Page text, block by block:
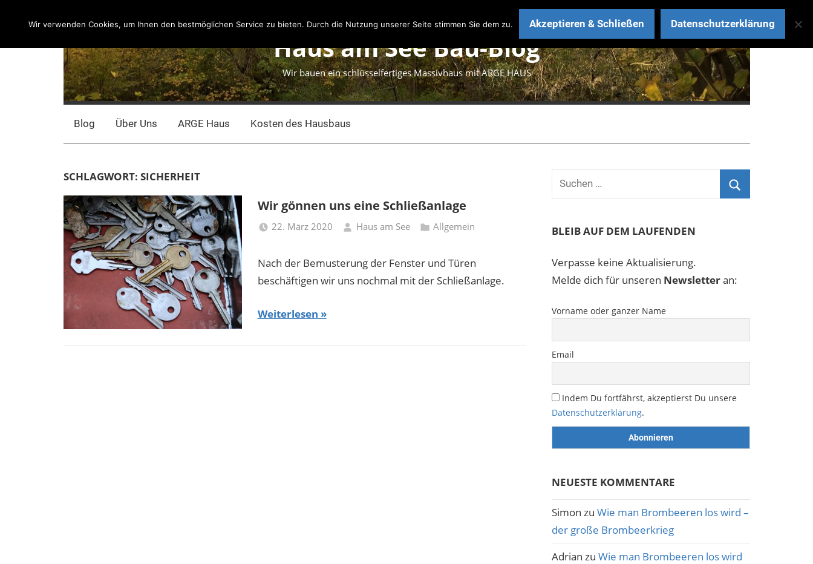
Haus am See Bau-Blog
Wir bauen ein schlüsselfertiges Massivhaus mit ARGE HAUS
Blog Über Uns ARGE Haus Kosten des Hausbaus
SCHLAGWORT: SICHERHEIT
Wir gönnen uns eine Schließanlage
22. März 2020 Haus am See Allgemein
Nach der Bemusterung der Fenster und Türen
beschäftigen wir uns nochmal mit der Schließanlage.
Weiterlesen
BLEIB AUF DEM LAUFENDEN
Verpasse keine Aktualisierung.
Melde dich für unseren Newsletteran:
Vorname oder ganzer Name
Email
Indem Du fortfährst, akzeptierst Du unsere
Datenschutzerklärung.
NEUESTE KOMMENTARE
Simon zu Wie man Brombeeren los wird –
der große Brombeerkrieg
Adrian zu Wie man Brombeeren los wird
Wir verwenden Cookies, um Ihnen den bestmöglichen Service zu bieten. Durch die Nutzung unserer Seite stimmen Sie dem zu. Akzeptieren & Schließen Datenschutzerklärung